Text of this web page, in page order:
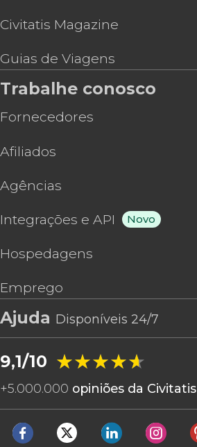
Civitatis Magazine
Guias de Viagens
Trabalhe conosco
Fornecedores
Afiliados
Agências
Integrações e API Novo
Hospedagens
Emprego
Ajuda Disponíveis 24/7
9,1/10 ★★★★★
★★★★★
+5.000.000 opiniões da Civitatis